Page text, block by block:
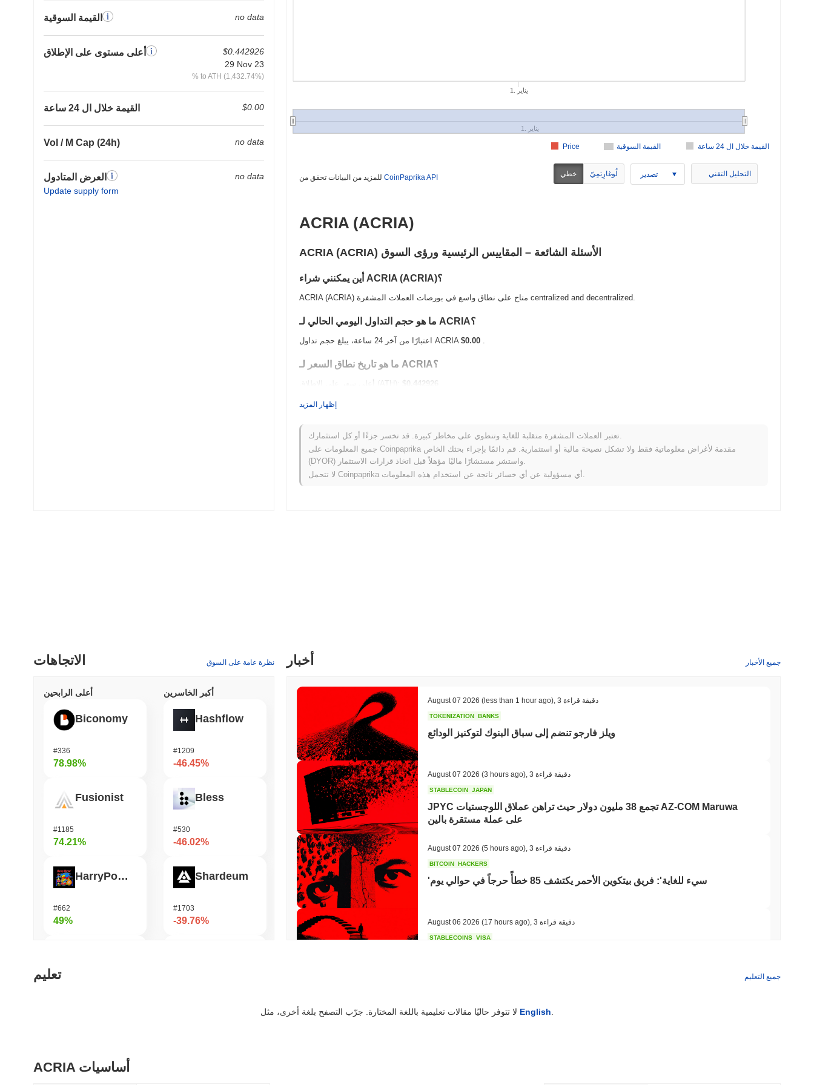
القيمة السوقية no data
أعلى مستوى على الإطلاق
$0.442926
29 Nov 23
% to ATH (1,432.74%)
القيمة خلال ال 24 ساعة $0.00
Vol / M Cap (24h) no data
العرض المتادول
Update supply form
no data
القيمة السوقية القيمة خلال ال 24 ساعة Price
1. يناير
1. يناير
CoinPaprika API خطي لُوغارِتمِيّ تصدير التحليل التقني
ACRIA (ACRIA)
ACRIA (ACRIA) الأسئلة الشائعة – المقاييس الرئيسية ورؤى السوق
أين يمكنني شراء ACRIA (ACRIA)؟
ACRIA (ACRIA) متاح على نطاق واسع في بورصات العملات المشفرة centralized and decentralized.
ما هو حجم التداول اليومي الحالي لـ ACRIA؟
اعتبارًا من آخر 24 ساعة، يبلغ حجم تداول ACRIA $0.00 .
ما هو تاريخ نطاق السعر لـ ACRIA؟
أعلى سعر على الإطلاق (ATH):
$0.442926
كيف يعمل ACRIA مقارنة بسوق العملات المشفرة الأوسع؟
، متأخرًا عن سوق العملات المشفرة بشكل عام الذي سجل مكاسب0.41%
. يشير هذا إلى
تأخر مؤقت في حركة سعر ACRIA مقارنة بزخم السوق الأوسع.
إظهار المزيد
تعتبر العملات المشفرة متقلبة للغاية وتنطوي على مخاطر كبيرة. قد تخسر جزءًا أو كل استثمارك.
جميع المعلومات على Coinpaprika مقدمة لأغراض معلوماتية فقط ولا تشكل نصيحة مالية أو استثمارية. قم دائمًا بإجراء بحثك الخاص
الاتجاهات نظرة عامة على السوق
أعلى الرابحين
Biconomy
#336
78.98%
Fusionist
#1185
74.21%
HarryPotterObamaSonic10Inu (ETH)
#662
49%
#300
أكبر الخاسرين
Hashflow
#1209
-46.45%
Bless
#530
-46.02%
Shardeum
#1703
-39.76%
أخبار جميع الأخبار
August 07 2026 (less than 1 hour ago) 3 دقيقة قراءة
TOKENIZATION BANKS
ويلز فارجو تنضم إلى سباق البنوك لتوكنيز الودائع
August 07 2026 (3 hours ago) 3 دقيقة قراءة
STABLECOIN JAPAN
JPYC تجمع 38 مليون دولار حيث تراهن عملاق اللوجستيات AZ-COM Maruwa
على عملة مستقرة بالين
August 07 2026 (5 hours ago) 3 دقيقة قراءة
BITCOIN HACKERS
'سيء للغاية': فريق بيتكوين الأحمر يكتشف 85 خطأً حرجاً في حوالي يوم
August 06 2026 (17 hours ago) 3 دقيقة قراءة
STABLECOINS VISA
CRYPTO REGULATIONS TRADING
تعليم جميع التعليم
English
ACRIA أساسيات